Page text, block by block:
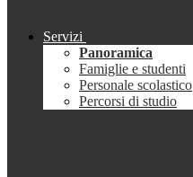
Servizi
Panoramica
Famiglie e studenti
Personale scolastico
Percorsi di studio